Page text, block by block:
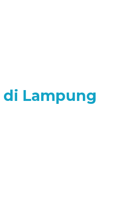
di Lampung